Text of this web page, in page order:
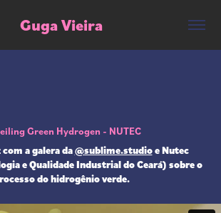
Guga Vieira
Green Hydrogen - NUTEC
a galera da@sublime.studioe Nutec
e Qualidade Industrial do Ceará) sobre o
do hidrogênio verde.